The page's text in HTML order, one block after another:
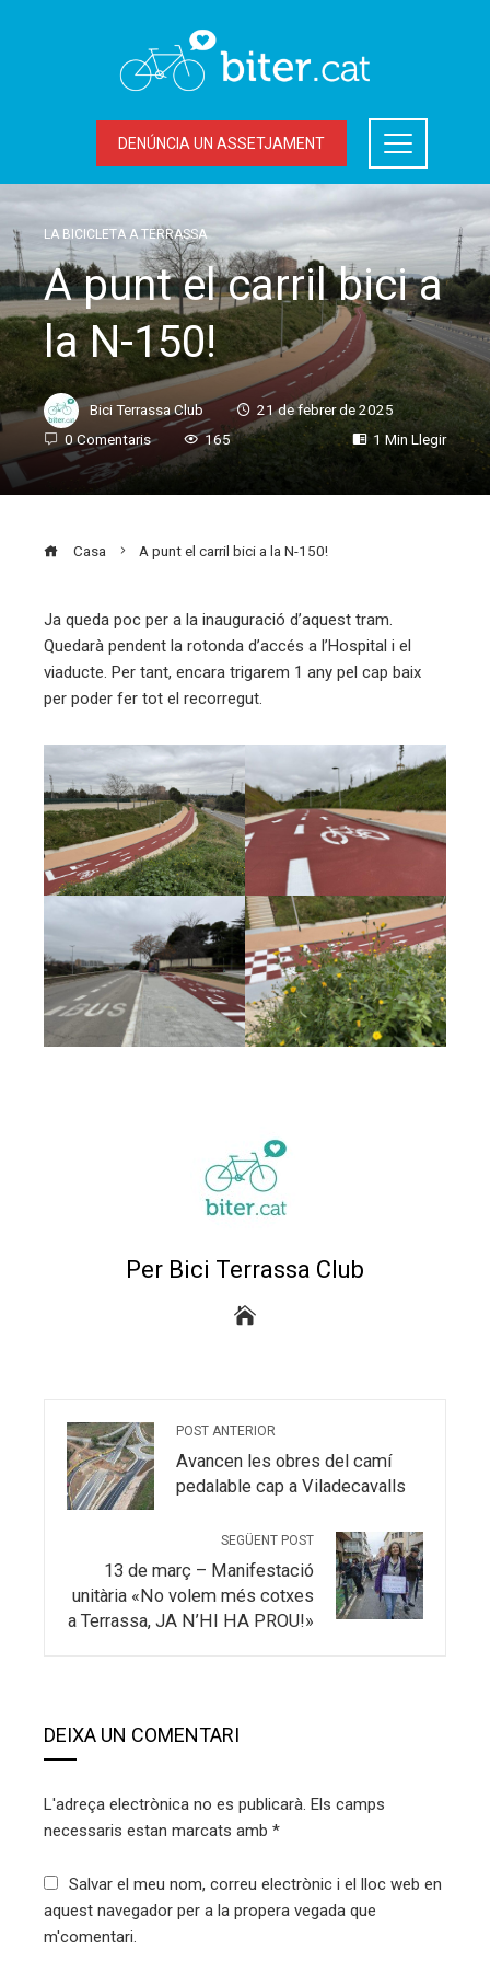
DENÚNCIA UN ASSETJAMENT
LA BICICLETA A TERRASSA
A punt el carril bici a
la N-150!
Bici Terrassa Club
21 de febrer de 2025
0 Comentaris
165 1 Min Llegir
Casa A punt el carril bici a la N-150!
Ja queda poc per a la inauguració d’aquest tram.
Quedarà pendent la rotonda d’accés a l’Hospital i el
viaducte. Per tant, encara trigarem 1 any pel cap baix
per poder fer tot el recorregut.
Per Bici Terrassa Club
POST ANTERIOR
Avancen les obres del camí
pedalable cap a Viladecavalls
SEGÜENT POST
13 de març – Manifestació
unitària «No volem més cotxes
a Terrassa, JA N’HI HA PROU!»
DEIXA UN COMENTARI
L'adreça electrònica no es publicarà. Els camps
necessaris estan marcats amb *
Salvar el meu nom, correu electrònic i el lloc web en
aquest navegador per a la propera vegada que
m'comentari.